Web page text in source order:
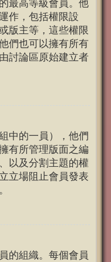
最高等級會員。他
作，包括權限設
版主等，這些權限
們也可以擁有所有
討論區原始建立者
中的一員），他們
有所管理版面之編
以及分割主題的權
立場阻止會員發表
的組織。每個會員